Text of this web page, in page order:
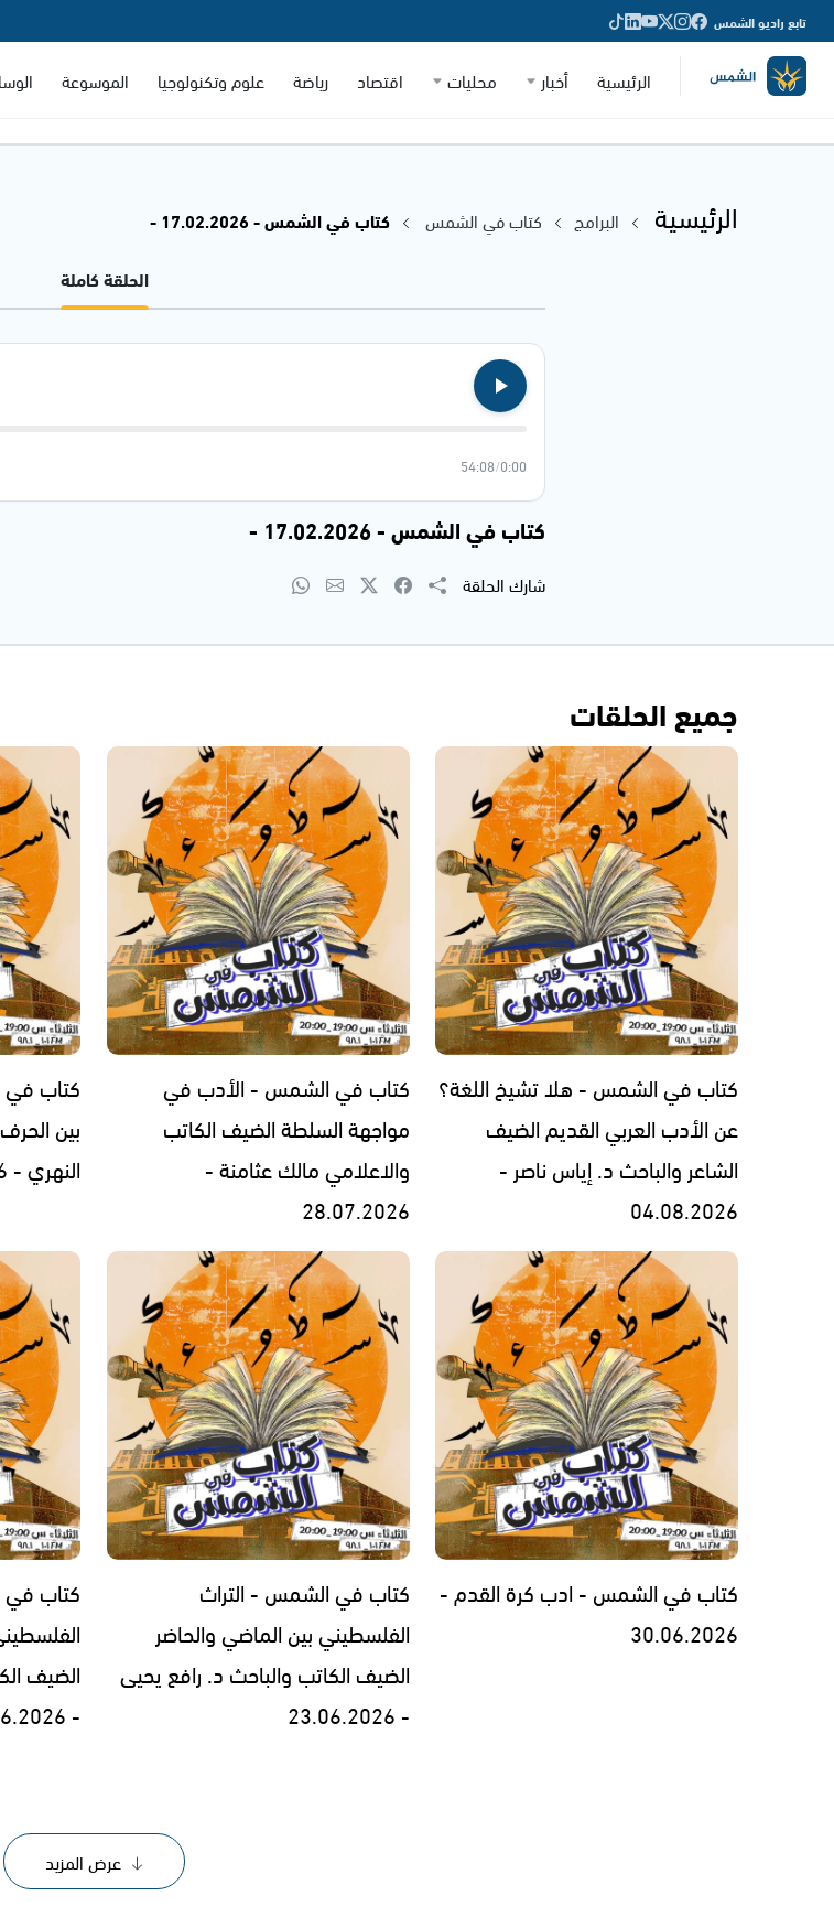
تابع راديو الشمس
الرئيسية أخبار محليات اقتصاد رياضة علوم وتكنولوجيا الموسوعة
الرئيسية البرامج كتاب في الشمس
كتاب في الشمس - 17.02.2026 -
الحلقة كاملة
0:00
/
54:08
كتاب في الشمس - 17.02.2026 -
شارك الحلقة
جميع الحلقات
كتاب في الشمس - هلا تشيخ اللغة؟
عن الأدب العربي القديم الضيف
الشاعر والباحث د. إياس ناصر -
04.08.2026
كتاب في الشمس - الأدب في
مواجهة السلطة الضيف الكاتب
والاعلامي مالك عثامنة -
28.07.2026
كتاب
بين
النهري - 14.07.2026
كتاب في الشمس - ادب كرة القدم -
30.06.2026
كتاب في الشمس - التراث
الفلسطيني بين الماضي والحاضر
الضيف الكاتب والباحث د. رافع يحيى
- 23.06.2026
كتاب في
الضيف
- 16.06.2026
عرض المزيد